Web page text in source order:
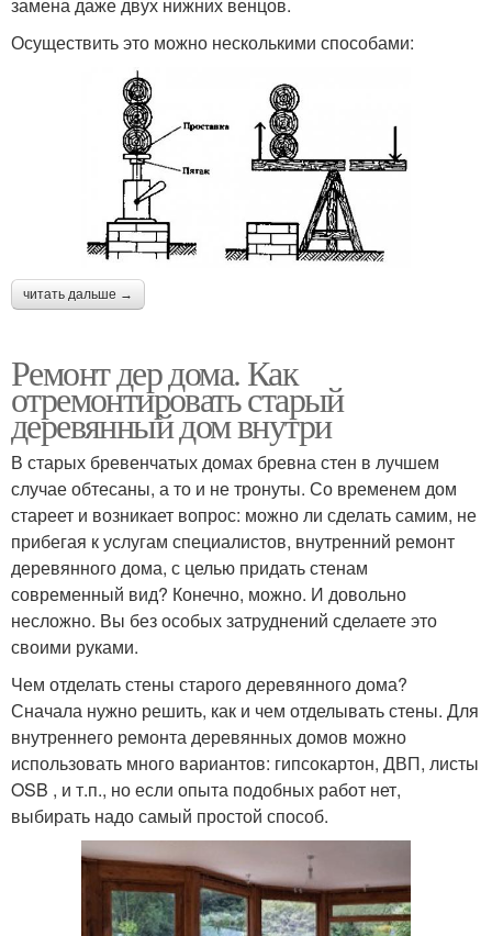
замена даже двух нижних венцов.
Осуществить это можно несколькими способами:
читать дальше →
Ремонт дер дома. Как
отремонтировать старый
деревянный дом внутри
В старых бревенчатых домах бревна стен в лучшем
случае обтесаны, а то и не тронуты. Со временем дом
стареет и возникает вопрос: можно ли сделать самим, не
прибегая к услугам специалистов, внутренний ремонт
деревянного дома, с целью придать стенам
современный вид? Конечно, можно. И довольно
несложно. Вы без особых затруднений сделаете это
своими руками.
Чем отделать стены старого деревянного дома?
Сначала нужно решить, как и чем отделывать стены. Для
внутреннего ремонта деревянных домов можно
использовать много вариантов: гипсокартон, ДВП, листы
OSB , и т.п., но если опыта подобных работ нет,
выбирать надо самый простой способ.